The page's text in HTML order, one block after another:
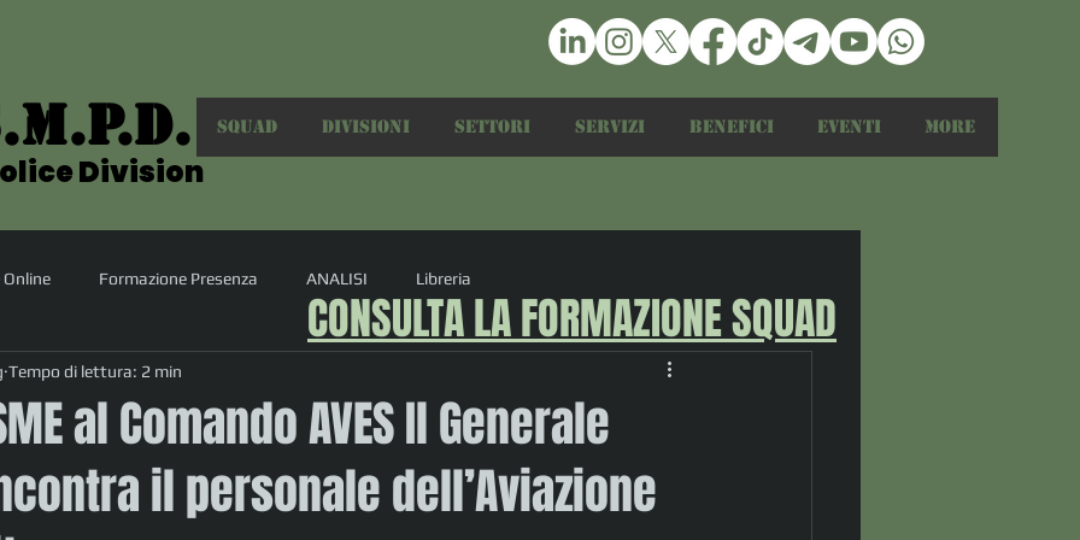
Division
Division
SQUAD DIVISIONI SETTORI Servizi Benefici Eventi More
Formazione Presenza ANALISI Libreria
al Comando AVES Il Generale
il personale dell’Aviazione
Tempo di lettura: 2 min
CONSULTA LA FORMAZIONE SQUAD